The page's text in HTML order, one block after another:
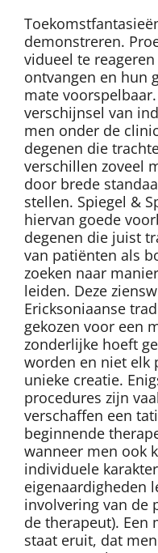
demonstreren.
vidueel te
ontvangen en hun
mate
verschijnsel van
men onder de
degenen die
verschillen zoveel
door brede
stellen. Spiegel &
hiervan goede
degenen die juist
van patiënten als
zoeken naar
leiden. Deze
Ericksoniaanse
gekozen voor een
zonderlijke hoeft
worden en niet elk
unieke creatie.
procedures zijn
verschaffen een
beginnende
wanneer men ook
individuele
eigenaardigheden
involvering van de
de therapeut). Een
staat eruit, dat